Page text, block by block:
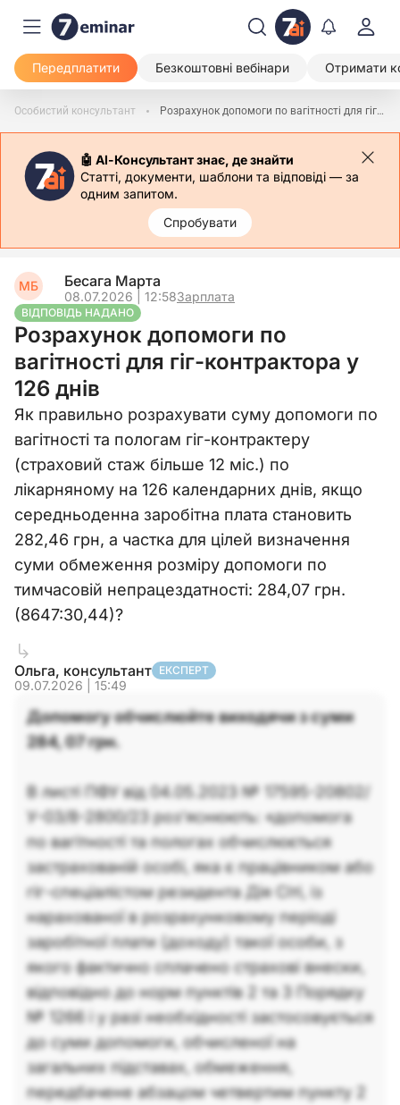
Передплатити Безкоштовні вебінари Отримати
Особистий консультант Розрахунок допомоги по вагітності для гіг-контрактора у 126 днів
🤖 АІ-Консультант знає, де знайти
Статті, документи, шаблони та відповіді — за
одним запитом.
Спробувати
МБ Бесага Марта
08.07.2026 | 12:58Зарплата
ВІДПОВІДЬ НАДАНО
Розрахунок допомоги по
вагітності для гіг-контрактора у
126 днів
Як правильно розрахувати суму допомоги по
вагітності та пологам гіг-контрактеру
(страховий стаж більше 12 міс.) по
лікарняному на 126 календарних днів, якщо
середньоденна заробітна плата становить
282,46 грн, а частка для цілей визначення
суми обмеження розміру допомоги по
тимчасовій непрацездатності: 284,07 грн.
(8647:30,44)?
Ольга, консультант ЕКСПЕРТ
09.07.2026 | 15:49
Допомогу обчислюйте виходячи з суми
284, 07 грн.
В листі ПФУ від 04.05.2023 № 17595-20802/
У-03/8-2800/23 роз’яснюють: «допомога
по вагітності та пологах обчислюється
застрахованій особі, яка є працівником або
гіг-спеціалістом резидента Дія Сіті, із
нарахованої в розрахунковому періоді
заробітної плати (доходу) такої особи, з
якого фактично сплачено страхові внески,
відповідно до норм пунктів 2 та 3 Порядку
№ 1266 і у разі необхідності застосовується
до суми допомоги, обчисленої на
загальних підставах, обмеження,
передбачене абзацом четвертим пункту 2